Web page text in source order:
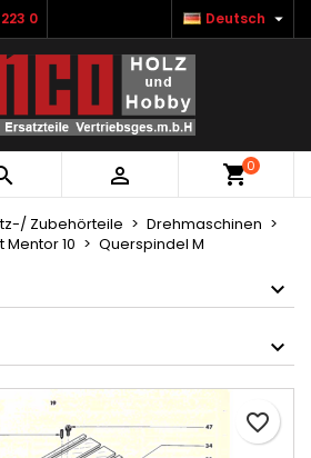
0 Deutsch 
 0
Zubehörteile
Drehmaschinen
Mentor 10
Querspindel M
favorite_border
×
erstellen ×
Wunschliste erstellen
×
sein, um Artikel Ihrer
zu können.
Abbrechen Anmelden